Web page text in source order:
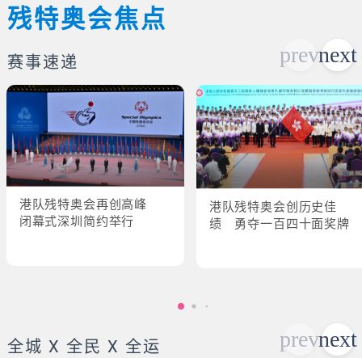
残特奥会焦点
赛事速递
港队残特奥会再创高峰
闭幕式深圳简约举行
港队残特奥会创历史佳
绩 勇夺一百四十面奖牌
全城 X 全民 X 全运